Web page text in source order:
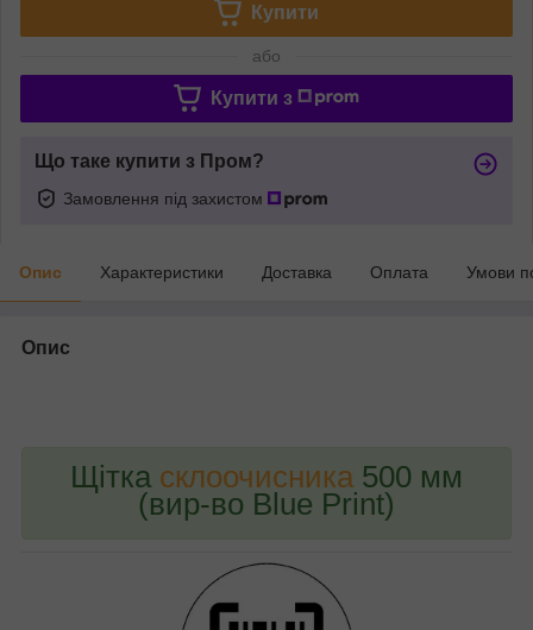
Купити
або
Купити з
Що таке купити з Пром?
Замовлення під захистом
Опис Характеристики Доставка Оплата Умови
Опис
Щітка склоочисника 500 мм
(вир-во Blue Print)